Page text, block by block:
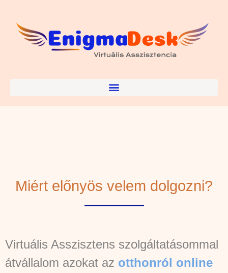
Miért előnyös velem dolgozni?
Virtuális Asszisztens szolgáltatásommal
átvállalom azokat az otthonról online